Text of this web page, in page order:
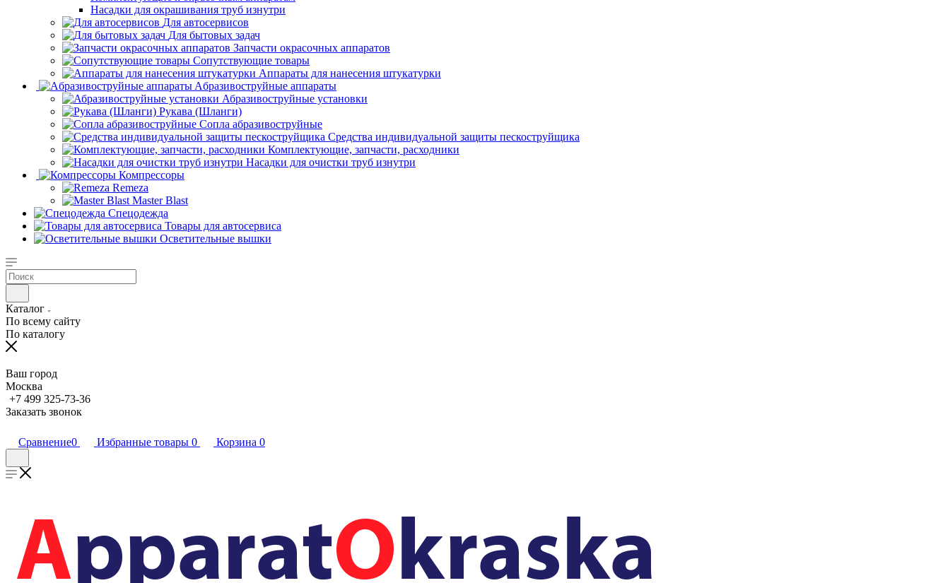
Насадки для окрашивания труб изнутри
Для автосервисов
Для бытовых задач
Запчасти окрасочных аппаратов
Сопутствующие товары
Аппараты для нанесения штукатурки
Aбразивоструйные аппараты
Абразивоструйные установки
Рукава (Шланги)
Сопла абразивоструйные
Средства индивидуальной защиты пескоструйщика
Комплектующие, запчасти, расходники
Насадки для очистки труб изнутри
Компрессоры
Remeza
Master Blast
Спецодежда
Товары для автосервиса
Осветительные вышки
Каталог
По всему сайту
По каталогу
Ваш город
Москва
+7 499 325-73-36
Заказать звонок
Сравнение0 Избранные товары 0 Корзина 0